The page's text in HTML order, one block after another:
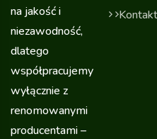
na jakość i
niezawodność,
dlatego
współpracujemy
wyłącznie z
renomowanymi
producentami –
Kontakt